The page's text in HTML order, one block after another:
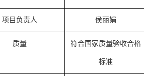
项目负责人 侯丽娟
质量 符合国家质量验收合格
标准